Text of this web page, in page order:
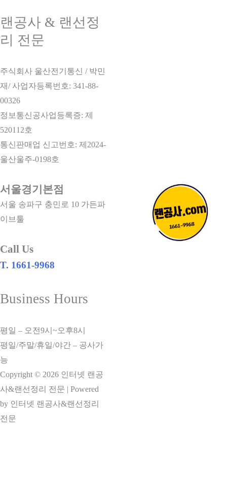
료!
트
워
크,
제
구
축
사
례
로
본
적
화
전
랜공사 & 랜선정
리 전문
주식회사 울산전기통신 / 박민
재/ 사업자등록번호: 341-88-
00326
정보통신공사업등록증: 제
520112호
통신판매업 신고번호: 제2024-
울산울주-0198호
서울경기본점
서울 송파구 충민로 10 가든파
이브툴
Call Us
T. 1661-9968
Business Hours
평일 – 오전9시~오후8시
평일/주말/휴일/야간 – 공사가
능
Copyright © 2026 인터넷 랜공
사&랜선정리 전문 | Powered
by 인터넷 랜공사&랜선정리
전문